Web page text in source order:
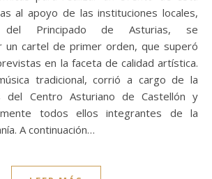
al apoyo de las instituciones locales,
del Principado de Asturias, se
un cartel de primer orden, que superó
en la faceta de calidad artística.
tradicional, corrió a cargo de la
del Centro Asturiano de Castellón y
todos ellos integrantes de la
A continuación…